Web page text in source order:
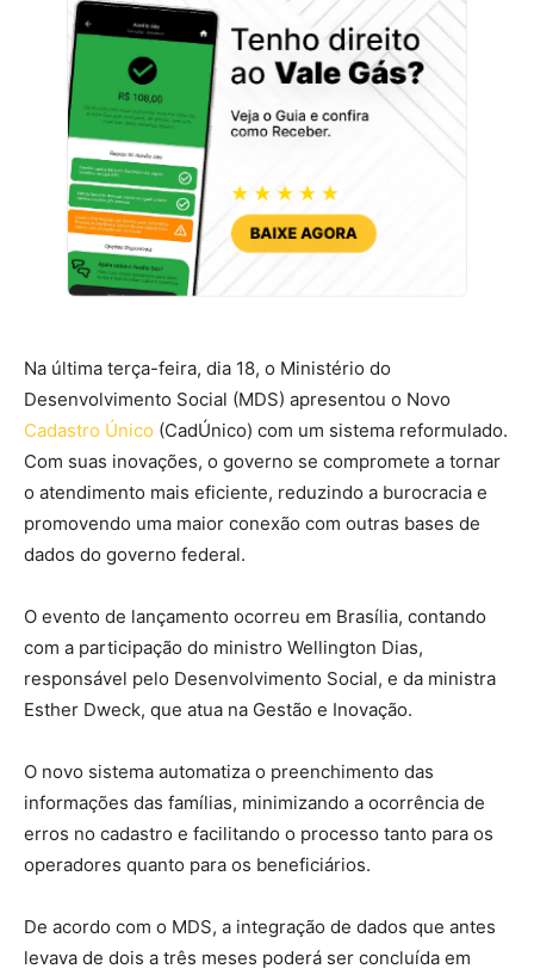
Na última terça-feira, dia 18, o Ministério do
Desenvolvimento Social (MDS) apresentou o Novo
Cadastro Único (CadÚnico) com um sistema reformulado.
Com suas inovações, o governo se compromete a tornar
o atendimento mais eficiente, reduzindo a burocracia e
promovendo uma maior conexão com outras bases de
dados do governo federal.
O evento de lançamento ocorreu em Brasília, contando
com a participação do ministro Wellington Dias,
responsável pelo Desenvolvimento Social, e da ministra
Esther Dweck, que atua na Gestão e Inovação.
O novo sistema automatiza o preenchimento das
informações das famílias, minimizando a ocorrência de
erros no cadastro e facilitando o processo tanto para os
operadores quanto para os beneficiários.
De acordo com o MDS, a integração de dados que antes
levava de dois a três meses poderá ser concluída em